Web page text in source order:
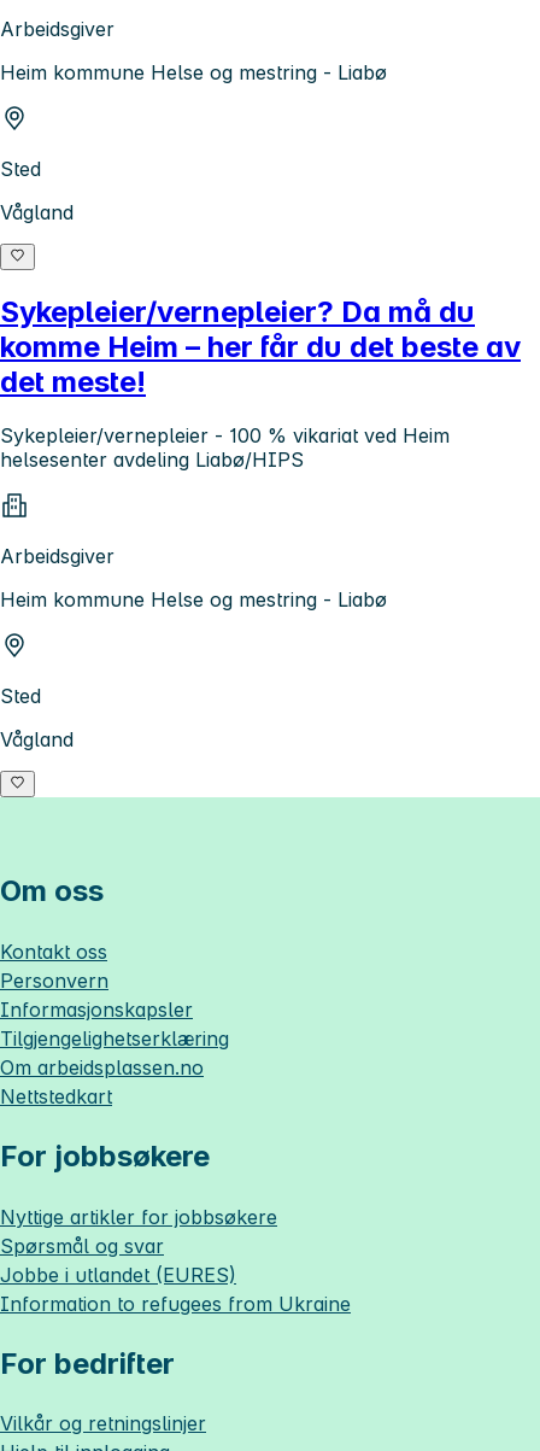
Arbeidsgiver
Heim kommune Helse og mestring - Liabø
Sted
Vågland
Sykepleier/vernepleier? Da må du
komme Heim – her får du det beste av
det meste!
Sykepleier/vernepleier - 100 % vikariat ved Heim
helsesenter avdeling Liabø/HIPS
Arbeidsgiver
Heim kommune Helse og mestring - Liabø
Sted
Vågland
Om oss
Kontakt oss
Personvern
Informasjonskapsler
Tilgjengelighetserklæring
Om arbeidsplassen.no
Nettstedkart
For jobbsøkere
Nyttige artikler for jobbsøkere
Spørsmål og svar
Jobbe i utlandet (EURES)
Information to refugees from Ukraine
For bedrifter
Vilkår og retningslinjer